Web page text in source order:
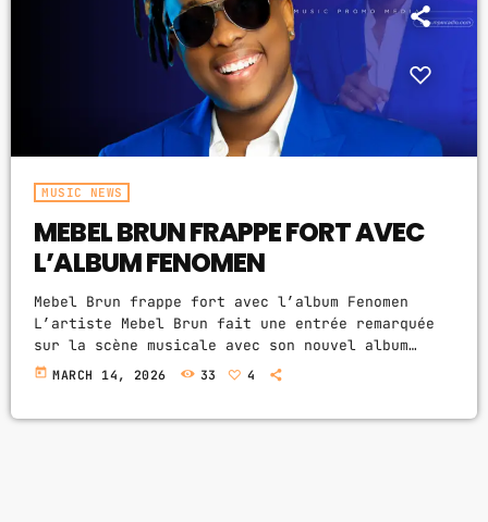
TOP 10
STUDIO
PROMOTE
CONTACTS
FR
MUSIC NEWS
MEBEL BRUN FRAPPE FORT AVEC
L’ALBUM FENOMEN
Mebel Brun frappe fort avec l’album Fenomen
L’artiste Mebel Brun fait une entrée remarquée
sur la scène musicale avec son nouvel album
intitulé « Fenomen ». Ce projet révèle une
today MARCH 14, 2026 33 4